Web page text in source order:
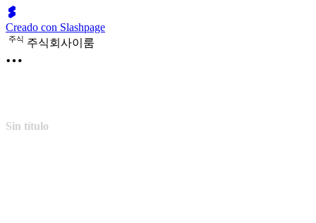
Creado con Slashpage
주식 주식회사이룸
Sin título